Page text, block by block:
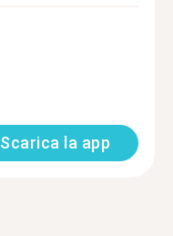
Scarica la app